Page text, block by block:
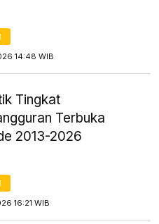
14:48 WIB
Tingkat
Terbuka
2013-2026
16:21 WIB